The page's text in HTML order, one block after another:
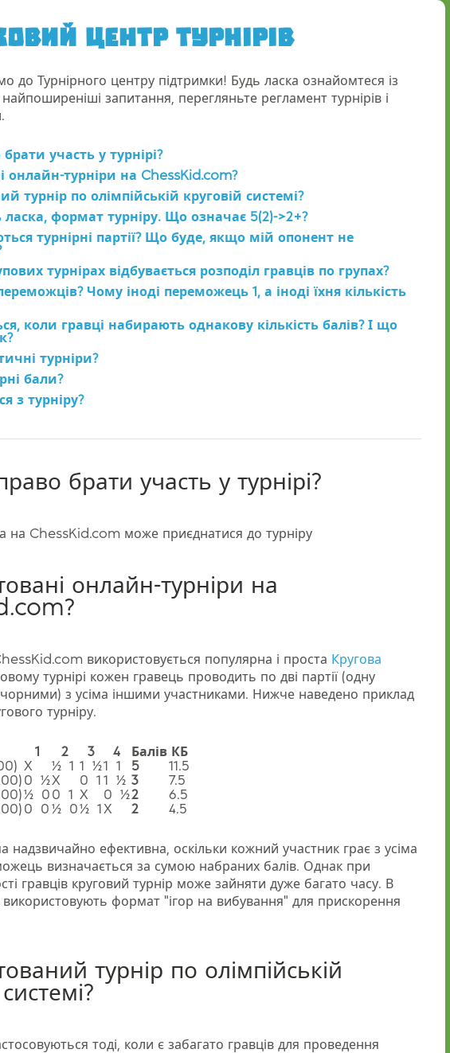
центр турнірів
до Турнірного центру підтримки! Будь ласка ознайомтеся із
запитання, перегляньте регламент турнірів і
участь у турнірі?
онлайн-турніри на ChessKid.com?
турнір по олімпійській круговій системі?
ласка, формат турніру. Що означає 5(2)->2+?
турнірні партії? Що буде, якщо мій опонент не
турнірах відбувається розподіл гравців по групах?
Чому іноді переможець 1, а іноді їхня кількість
коли гравці набирають однакову кількість балів? І що
турніри?
бали?
з турніру?
брати участь у турнірі?
на ChessKid.com може приєднатися до турніру
онлайн-турніри на
використовується популярна і проста Кругова
турнірі кожен гравець проводить по дві партії (одну
чорними) з усіма іншими участниками. Нижче наведено приклад
турніру.
1 2 3 4 Балів КБ
X ½ 1 1 ½1 1 5
11.5
0 ½X 0 1 1 ½ 3
7.5
½ 0 0 1 X 0 ½2
6.5
0 0 ½ 0 ½ 1 X 2 4.5
надзвичайно ефективна, оскільки кожний участник грає з усіма
визначається за сумою набраних балів. Однак при
гравців круговий турнір може зайняти дуже багато часу. В
використовують формат "ігор на вибування" для прискорення
турнір по олімпійській
тоді, коли є забагато гравців для проведення